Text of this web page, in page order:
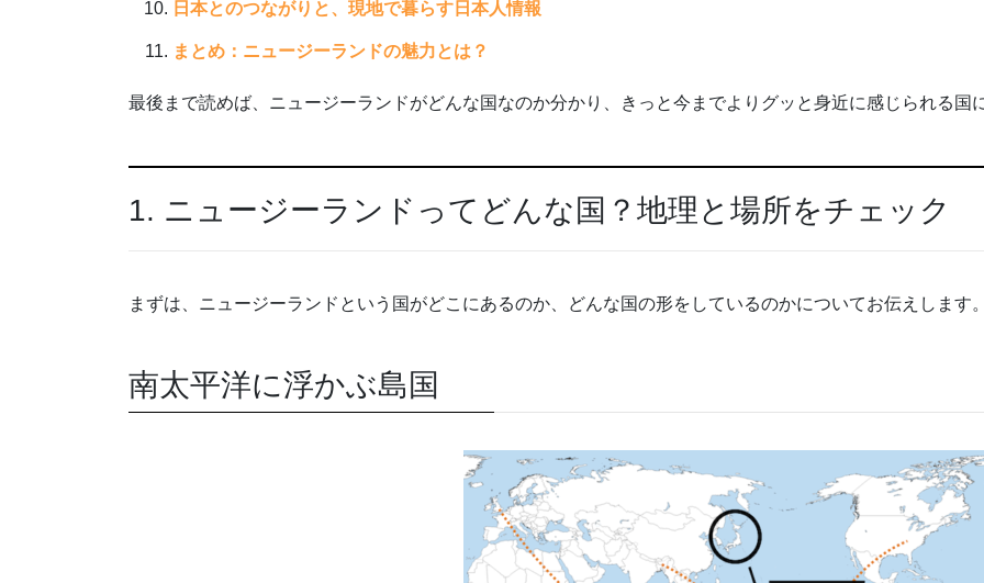
日本とのつながりと、現地で暮らす日本人情報
まとめ：ニュージーランドの魅力とは？
最後まで読めば、ニュージーランドがどんな国なのか分かり、きっと今までよりグッと身近に感じられる国
1. ニュージーランドってどんな国？地理と場所をチェック
まずは、ニュージーランドという国がどこにあるのか、どんな国の形をしているのかについてお伝えします
南太平洋に浮かぶ島国